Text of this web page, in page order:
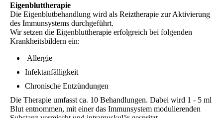
Eigenbluttherapie
Die Eigenblutbehandlung wird als Reiztherapie zur Aktivierung
des Immunsystems durchgeführt.
Wir setzen die Eigenbluttherapie erfolgreich bei folgenden
Krankheitsbildern ein:
Allergie
Infektanfälligkeit
Chronische Entzündungen
Die Therapie umfasst ca. 10 Behandlungen. Dabei wird 1 - 5 ml
Blut entnommen, mit einer das Immunsystem modulierenden